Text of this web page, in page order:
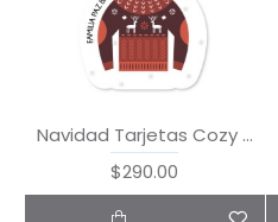
Navidad Tarjetas Cozy Christmas
$290.00